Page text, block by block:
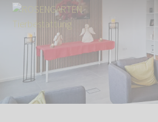
Start Über uns
Aktuelles
Neue Filiale Hof: Ab sofort für Sie in Selbit…